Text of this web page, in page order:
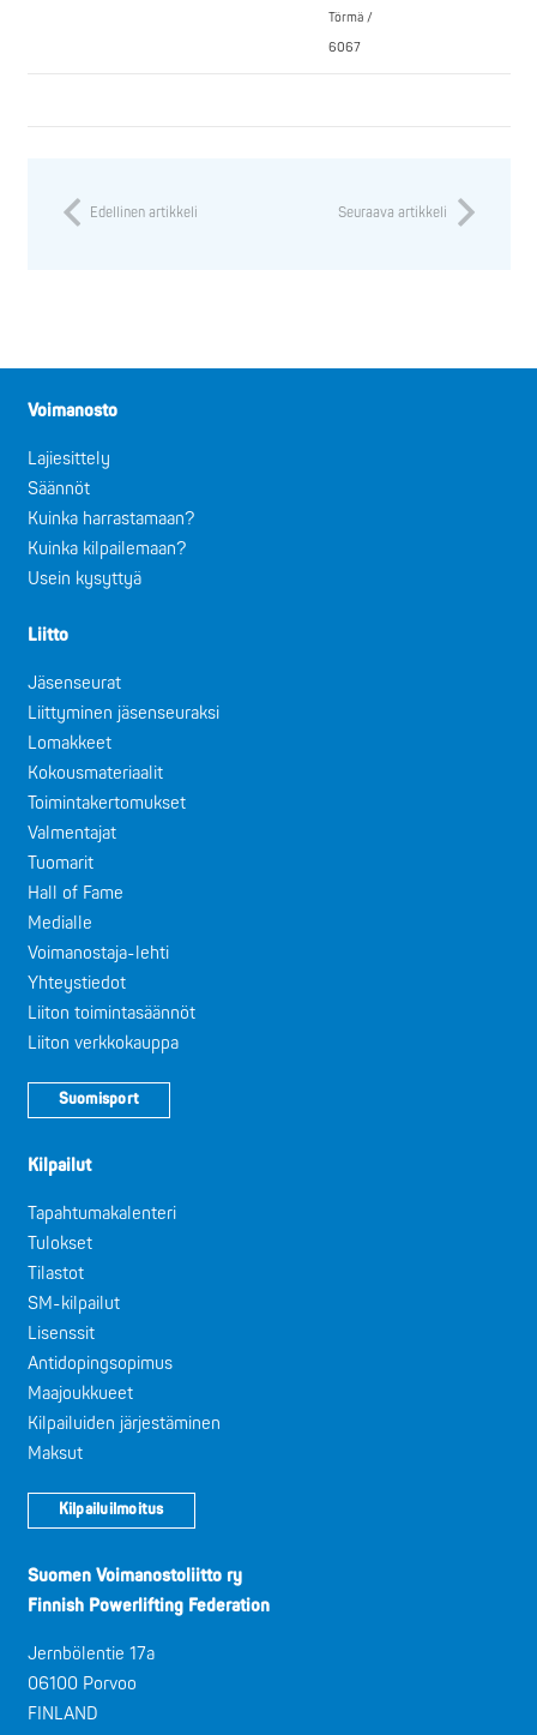
Törmä /
6067
Edellinen artikkeli Seuraava artikkeli
Voimanosto
Lajiesittely
Säännöt
Kuinka harrastamaan?
Kuinka kilpailemaan?
Usein kysyttyä
Liitto
Jäsenseurat
Liittyminen jäsenseuraksi
Lomakkeet
Kokousmateriaalit
Toimintakertomukset
Valmentajat
Tuomarit
Hall of Fame
Medialle
Voimanostaja-lehti
Yhteystiedot
Liiton toimintasäännöt
Liiton verkkokauppa
Suomisport
Kilpailut
Tapahtumakalenteri
Tulokset
Tilastot
SM-kilpailut
Lisenssit
Antidopingsopimus
Maajoukkueet
Kilpailuiden järjestäminen
Maksut
Kilpailuilmoitus
Suomen Voimanostoliitto ry
Finnish Powerlifting Federation
Jernbölentie 17a
06100 Porvoo
FINLAND